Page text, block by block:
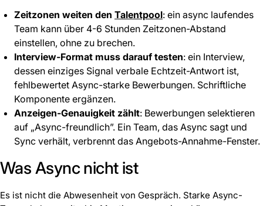
Zeitzonen weiten den Talentpool: ein async laufendes
Team kann über 4-6 Stunden Zeitzonen-Abstand
einstellen, ohne zu brechen.
Interview-Format muss darauf testen: ein Interview,
dessen einziges Signal verbale Echtzeit-Antwort ist,
fehlbewertet Async-starke Bewerbungen. Schriftliche
Komponente ergänzen.
Anzeigen-Genauigkeit zählt: Bewerbungen selektieren
auf „Async-freundlich”. Ein Team, das Async sagt und
Sync verhält, verbrennt das Angebots-Annahme-Fenster.
Was Async nicht ist
Es ist nicht die Abwesenheit von Gespräch. Starke Async-